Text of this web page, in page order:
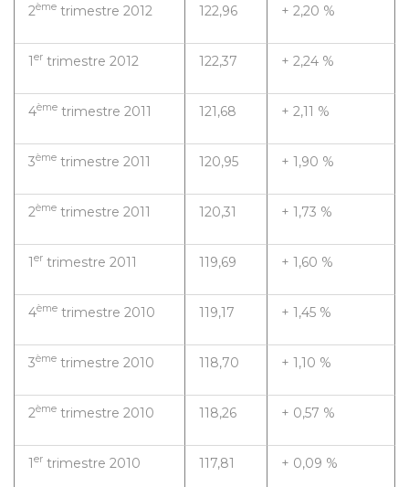
2ème trimestre 2012 122,96 + 2,20 %
1er trimestre 2012 122,37 + 2,24 %
4ème trimestre 2011 121,68 + 2,11 %
3ème trimestre 2011 120,95 + 1,90 %
2ème trimestre 2011 120,31 + 1,73 %
1er trimestre 2011 119,69 + 1,60 %
4ème trimestre 2010 119,17 + 1,45 %
3ème trimestre 2010 118,70 + 1,10 %
2ème trimestre 2010 118,26 + 0,57 %
1er trimestre 2010 117,81 + 0,09 %